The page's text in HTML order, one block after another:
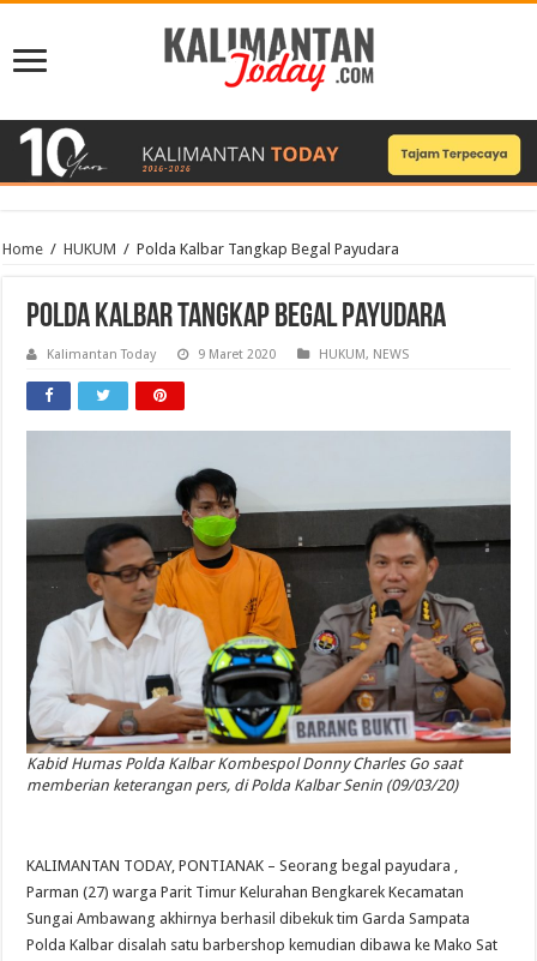
Home / HUKUM / Polda Kalbar Tangkap Begal Payudara
Polda Kalbar Tangkap Begal Payudara
Kalimantan Today 9 Maret 2020 HUKUM, NEWS
Kabid Humas Polda Kalbar Kombespol Donny Charles Go saat
memberian keterangan pers, di Polda Kalbar Senin (09/03/20)
KALIMANTAN TODAY, PONTIANAK – Seorang begal payudara ,
Parman (27) warga Parit Timur Kelurahan Bengkarek Kecamatan
Sungai Ambawang akhirnya berhasil dibekuk tim Garda Sampata
Polda Kalbar disalah satu barbershop kemudian dibawa ke Mako Sat